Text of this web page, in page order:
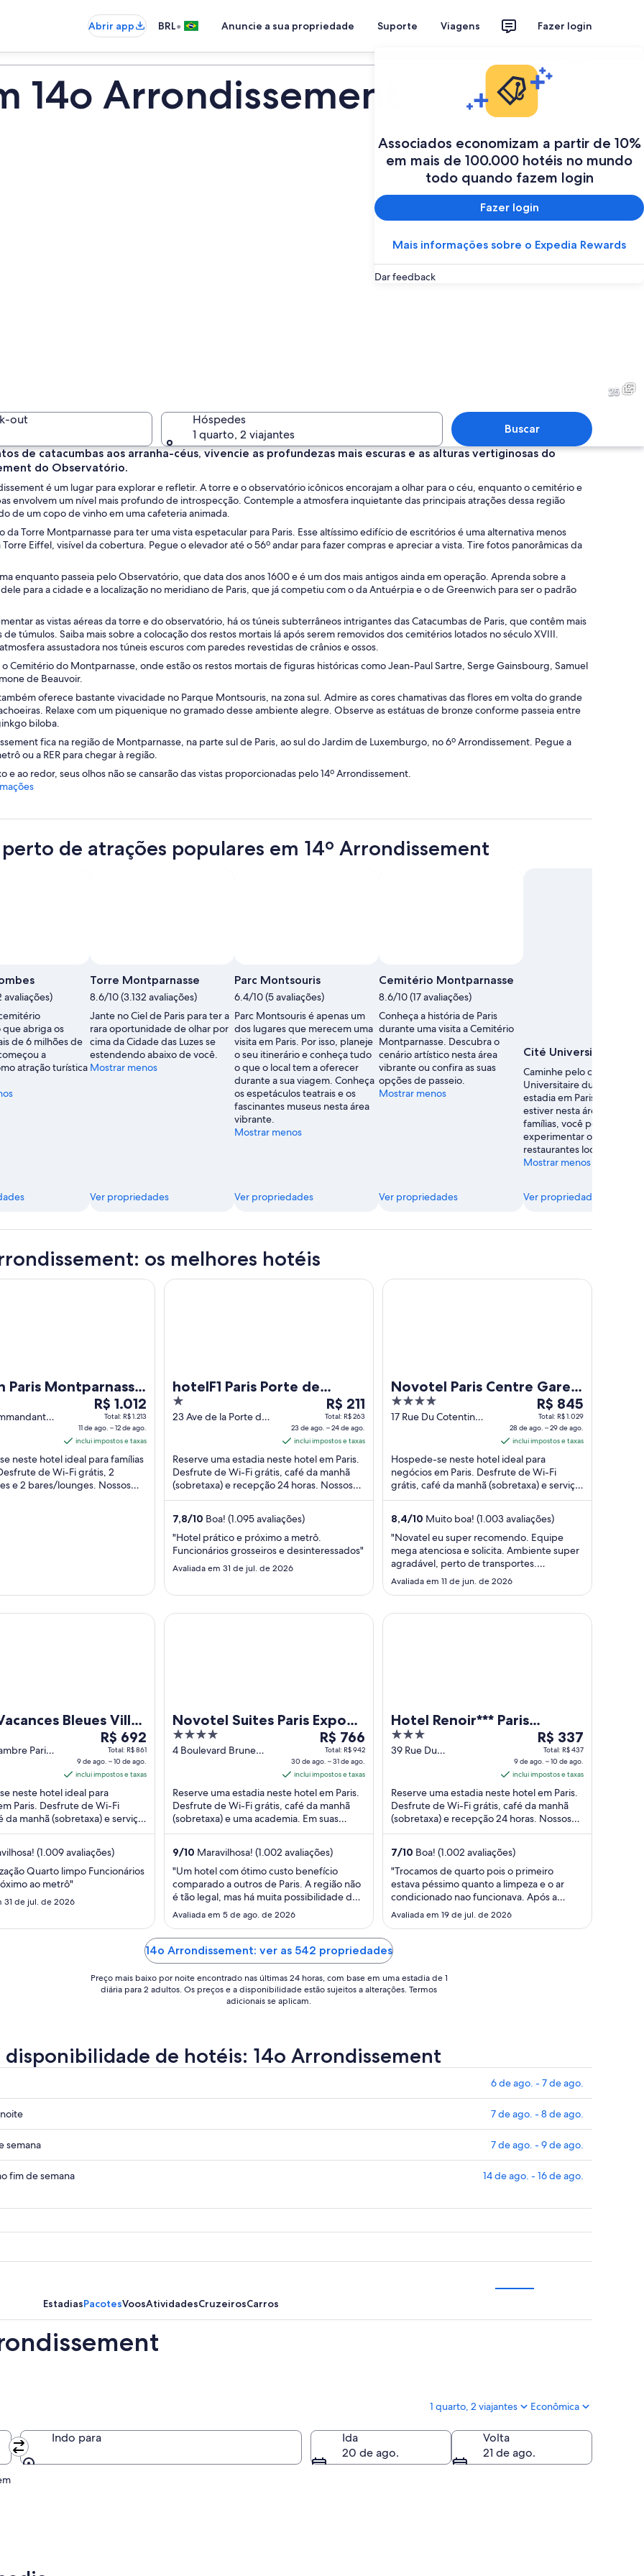
Abrir app BRL• Anuncie a sua propriedade Suporte Viagens Fazer login
Associados economizam a partir de 10%
em mais de 100.000 hotéis no mundo
todo quando fazem login
Fazer login
Mais informações sobre o Expedia Rewards
Dar feedback
14o Arrondissement
em um parque, com um edifício grande ao fundo.
Fachada com a inscrição 'Crépierie' e o nome 'L'Arthème' sobre a entrada. Há plantas
Uma rua com diversas
25
out
Hóspedes
1 quarto, 2 viajantes
Buscar
de catacumbas aos arranha-céus, vivencie as profundezas mais escuras e as alturas vertiginosas do
do Observatório.
é um lugar para explorar e refletir. A torre e o observatório icônicos encorajam a olhar para o céu, enquanto o cemitério e
envolvem um nível mais profundo de introspecção. Contemple a atmosfera inquietante das principais atrações dessa região
de um copo de vinho em uma cafeteria animada.
da Torre Montparnasse para ter uma vista espetacular para Paris. Esse altíssimo edifício de escritórios é uma alternativa menos
Eiffel, visível da cobertura. Pegue o elevador até o 56º andar para fazer compras e apreciar a vista. Tire fotos panorâmicas da
enquanto passeia pelo Observatório, que data dos anos 1600 e é um dos mais antigos ainda em operação. Aprenda sobre a
para a cidade e a localização no meridiano de Paris, que já competiu com o da Antuérpia e o de Greenwich para ser o padrão
as vistas aéreas da torre e do observatório, há os túneis subterrâneos intrigantes das Catacumbas de Paris, que contêm mais
de túmulos. Saiba mais sobre a colocação dos restos mortais lá após serem removidos dos cemitérios lotados no século XVIII.
assustadora nos túneis escuros com paredes revestidas de crânios e ossos.
Cemitério do Montparnasse, onde estão os restos mortais de figuras históricas como Jean-Paul Sartre, Serge Gainsbourg, Samuel
de Beauvoir.
oferece bastante vivacidade no Parque Montsouris, na zona sul. Admire as cores chamativas das flores em volta do grande
Relaxe com um piquenique no gramado desse ambiente alegre. Observe as estátuas de bronze conforme passeia entre
biloba.
fica na região de Montparnasse, na parte sul de Paris, ao sul do Jardim de Luxemburgo, no 6º Arrondissement. Pegue a
ou a RER para chegar à região.
e ao redor, seus olhos não se cansarão das vistas proporcionadas pelo 14º Arrondissement.
de atrações populares em 14º Arrondissement
grátis
de
Paris
CVB
avaliações)
abriga os
de 6 milhões de
a
atração turística
Torre Montparnasse
8.6/10 (3.132 avaliações)
Jante no Ciel de Paris para ter a
rara oportunidade de olhar por
cima da Cidade das Luzes se
estendendo abaixo de você.
Mostrar menos
Ver propriedades
Parc Montsouris
6.4/10 (5 avaliações)
Parc Montsouris é apenas um
dos lugares que merecem uma
visita em Paris. Por isso, planeje
o seu itinerário e conheça tudo
o que o local tem a oferecer
durante a sua viagem. Conheça
os espetáculos teatrais e os
fascinantes museus nesta área
vibrante.
Mostrar menos
Ver propriedades
Cemitério Montparnasse
8.6/10 (17 avaliações)
Conheça a história de Paris
durante uma visita a Cemitério
Montparnasse. Descubra o
cenário artístico nesta área
vibrante ou confira as suas
opções de passeio.
Mostrar menos
Ver propriedades
Cité Universitaire
Caminhe pelo campus de
Universitaire durante a sua
estadia em Paris. Enquanto
estiver nesta área ideal
famílias, você poderá
experimentar os ótimos
restaurantes locais.
Mostrar menos
Ver propriedades
os melhores hotéis
Paris Montparnasse
O
preço
é
de
R$ 1.012
por
diária
ago.
a
R$ 1.012
Total: R$ 1.213
11 de ago. – 12 de ago.
inclui impostos e taxas
neste hotel ideal para famílias
de Wi-Fi grátis, 2
e 2 bares/lounges. Nossos
Montparnasse Hotel
hotelF1 Paris Porte de
Châtillon
1
out
23 Ave de la Porte de
O
preço
é
de
R$ 211
por
diária
de
ago.
a
R$ 211
Total: R$ 263
23 de ago. – 24 de ago.
inclui impostos e taxas
Reserve uma estadia neste hotel em Paris.
Desfrute de Wi-Fi grátis, café da manhã
(sobretaxa) e recepção 24 horas. Nossos
hóspedes elogiam os funcionários
7,8/10 Boa! (1.095 avaliações)
"Hotel prático e próximo a metrô.
Funcionários grosseiros e desinteressados"
Avaliada em 31 de jul. de 2026
hotelF1 Paris Porte de Châtillon
Novotel Paris Centre Gare
Montparnasse
4
out
17 Rue Du Cotentin
O
preço
é
de
R$ 845
por
diária
uma
estadia
de
28
ago.
a
R$ 845
Total: R$ 1.029
28 de ago. – 29 de ago.
inclui impostos e taxas
Hospede-se neste hotel ideal para
negócios em Paris. Desfrute de Wi-Fi
grátis, café da manhã (sobretaxa) e serviço
de quarto. Em suas avaliações, nossos
8,4/10 Muito boa! (1.003 avaliações)
"Novatel eu super recomendo. Equipe
mega atenciosa e solicita. Ambiente super
agradável, perto de transportes.
Localidade tranquila."
Avaliada em 11 de jun. de 2026
Novotel Paris Centre Gare Montparnasse
Bleues Villa
Paris
O
preço
é
de
R$ 692
por
diária
uma
estadia
ago.
de
ago..
R$ 692
Total: R$ 861
9 de ago. – 10 de ago.
inclui impostos e taxas
neste hotel ideal para
Paris. Desfrute de Wi-Fi
da manhã (sobretaxa) e serviço
hóspedes elogiam os
(1.009 avaliações)
Quarto limpo Funcionários
ao metrô"
31 de jul. de 2026
Bleues Villa Modigliani
Novotel Suites Paris Expo
Porte de Versailles
4
out
4 Boulevard Brune
O
preço
é
de
R$ 766
por
diária
uma
estadia
de
30
ago.
a
31
de
ago..
R$ 766
Total: R$ 942
30 de ago. – 31 de ago.
inclui impostos e taxas
Reserve uma estadia neste hotel em Paris.
Desfrute de Wi-Fi grátis, café da manhã
(sobretaxa) e uma academia. Em suas
avaliações, nossos hóspedes elogiam os ...
9/10 Maravilhosa! (1.002 avaliações)
"Um hotel com ótimo custo benefício
comparado a outros de Paris. A região não
é tão legal, mas há muita possibilidade de
transporte. Equipe super prestativa, com
algumas facilidades disponíveis. Ótimo
quarto."
Avaliada em 5 de ago. de 2026
Novotel Suites Paris Expo Porte de Versailles
Hotel Renoir*** Paris
Montparnasse
3
out
39 Rue Du
O
preço
é
de
R$ 337
por
diária
estadia
de
9
ago.
R$ 337
Total: R$ 437
9 de ago. – 10 de ago.
inclui impostos e taxas
Reserve uma estadia neste hotel em Paris.
Desfrute de Wi-Fi grátis, café da manhã
(sobretaxa) e recepção 24 horas. Nossos
hóspedes elogiam os funcionários
7/10 Boa! (1.002 avaliações)
"Trocamos de quarto pois o primeiro
estava péssimo quanto a limpeza e o ar
condicionado nao funcionava. Após a
troca, tudo correu bem!"
Avaliada em 19 de jul. de 2026
Hotel Renoir*** Paris Montparnasse
14o Arrondissement: ver as 542 propriedades
Preço mais baixo por noite encontrado nas últimas 24 horas, com base em uma estadia de 1
diária para 2 adultos. Os preços e a disponibilidade estão sujeitos a alterações. Termos
adicionais se aplicam.
disponibilidade de hotéis: 14o Arrondissement
6 de ago. - 7 de ago.
7 de ago. - 8 de ago.
semana 7 de ago. - 9 de ago.
fim de semana 14 de ago. - 16 de ago.
EstadiasPacotesVoosAtividadesCruzeirosCarros
1 quarto, 2 viajantes Econômica
Indo para
Ida
20 de ago.
Volta
21 de ago.